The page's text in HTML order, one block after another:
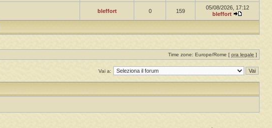
bleffort 0 159
05/08/2026, 17:12
bleffort
Time zone: Europe/Rome [ ora legale ]
Vai a: